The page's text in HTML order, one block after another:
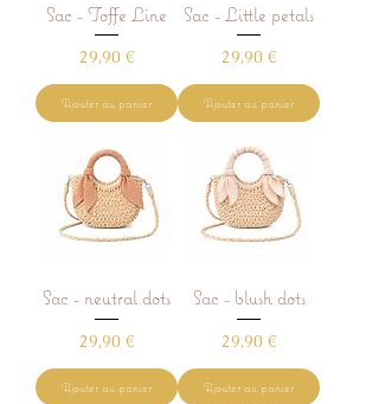
Sac - Toffe Line
Prix
29,90 €
Ajouter au panier
Sac - Little petals
Prix
29,90 €
Ajouter au panier
Sac - neutral dots
Prix
29,90 €
Ajouter au panier
Sac - blush dots
Prix
29,90 €
Ajouter au panier